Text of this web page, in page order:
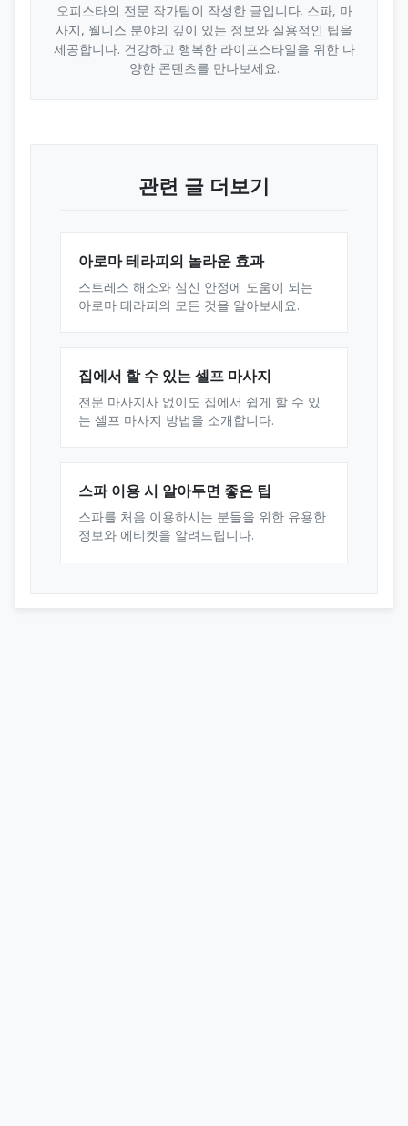
오피스타의 전문 작가팀이 작성한 글입니다. 스파, 마
사지, 웰니스 분야의 깊이 있는 정보와 실용적인 팁을
제공합니다. 건강하고 행복한 라이프스타일을 위한 다
양한 콘텐츠를 만나보세요.
관련 글 더보기
아로마 테라피의 놀라운 효과
스트레스 해소와 심신 안정에 도움이 되는
아로마 테라피의 모든 것을 알아보세요.
집에서 할 수 있는 셀프 마사지
전문 마사지사 없이도 집에서 쉽게 할 수 있
는 셀프 마사지 방법을 소개합니다.
스파 이용 시 알아두면 좋은 팁
스파를 처음 이용하시는 분들을 위한 유용한
정보와 에티켓을 알려드립니다.